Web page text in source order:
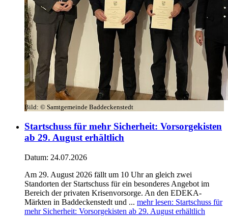
Bild: © Samtgemeinde Baddeckenstedt
Startschuss für mehr Sicherheit: Vorsorgekisten
ab 29. August erhältlich
Datum: 24.07.2026
Am 29. August 2026 fällt um 10 Uhr an gleich zwei
Standorten der Startschuss für ein besonderes Angebot im
Bereich der privaten Krisenvorsorge. An den EDEKA-
Märkten in Baddeckenstedt und ... mehr lesen: Startschuss für
mehr Sicherheit: Vorsorgekisten ab 29. August erhältlich